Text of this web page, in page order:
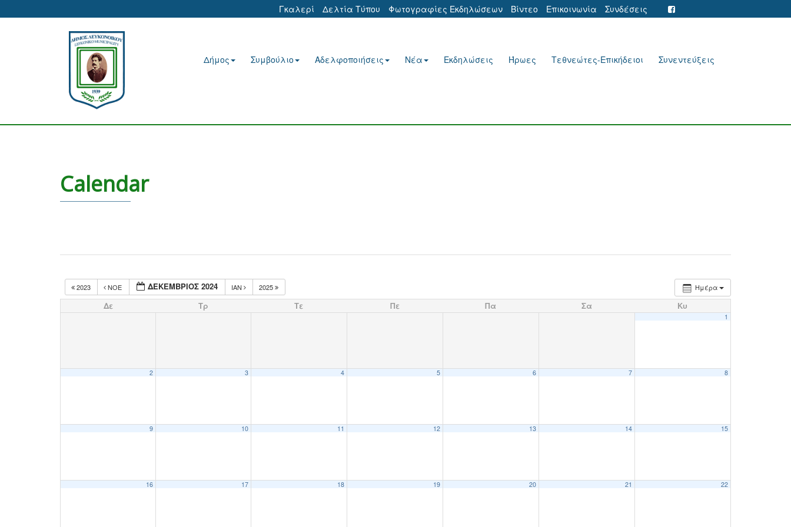
Γκαλερί Δελτία Τύπου Φωτογραφίες Εκδηλώσεων Βίντεο Επικοινωνία Συνδέσεις
Δήμος Συμβούλιο Αδελφοποιήσεις Νέα Εκδηλώσεις Ήρωες Τεθνεώτες-Επικήδειοι Συνεντεύξεις
Calendar
Ημέρα
2023 ΝΟΈ ΔΕΚΈΜΒΡΙΟΣ 2024 ΙΑΝ 2025
Δε Τρ Τε Πε Πα Σα Κυ
1
2 3 4 5 6 7 8
9 10 11 12 13 14 15
16 17 18 19 20 21 22